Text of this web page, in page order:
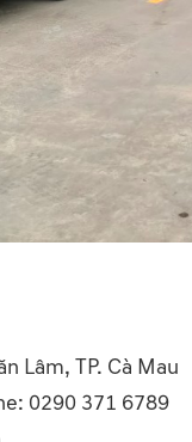
Lâm, TP. Cà Mau
0290 371 6789